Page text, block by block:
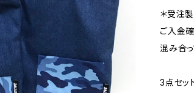
＊受注
ご入金
混み合
3点セッ